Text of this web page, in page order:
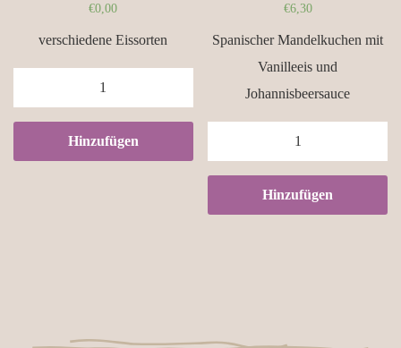
€0,00
verschiedene Eissorten
Helados
(5,30€
-
6,90€)
Hinzufügen
€6,30
Spanischer Mandelkuchen mit
Vanilleeis und
Johannisbeersauce
Tarta
de
Santiago
quantity
Hinzufügen